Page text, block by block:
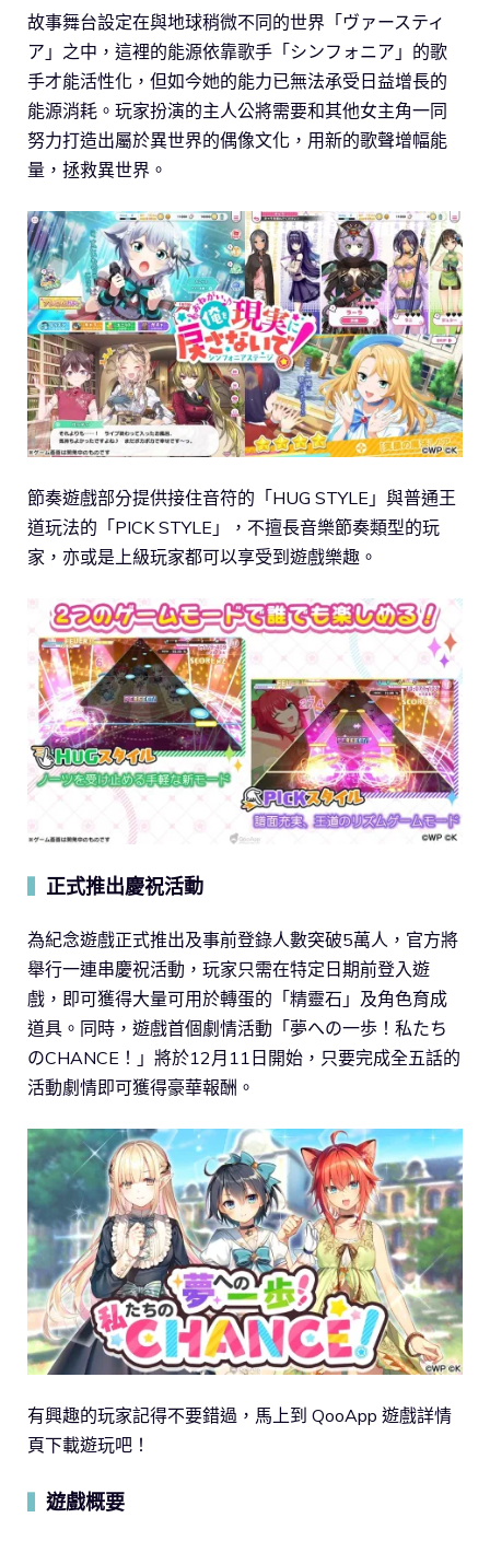
故事舞台設定在與地球稍微不同的世界「ヴァースティ
ア」之中，這裡的能源依靠歌手「シンフォニア」的歌
手才能活性化，但如今她的能力已無法承受日益增長的
能源消耗。玩家扮演的主人公將需要和其他女主角一同
努力打造出屬於異世界的偶像文化，用新的歌聲增幅能
量，拯救異世界。
節奏遊戲部分提供接住音符的「HUG STYLE」與普通王
道玩法的「PICK STYLE」，不擅長音樂節奏類型的玩
家，亦或是上級玩家都可以享受到遊戲樂趣。
正式推出慶祝活動
為紀念遊戲正式推出及事前登錄人數突破5萬人，官方將
舉行一連串慶祝活動，玩家只需在特定日期前登入遊
戲，即可獲得大量可用於轉蛋的「精靈石」及角色育成
道具。同時，遊戲首個劇情活動「夢への一歩！私たち
のCHANCE！」將於12月11日開始，只要完成全五話的
活動劇情即可獲得豪華報酬。
有興趣的玩家記得不要錯過，馬上到 QooApp 遊戲詳情
頁下載遊玩吧！
遊戲概要